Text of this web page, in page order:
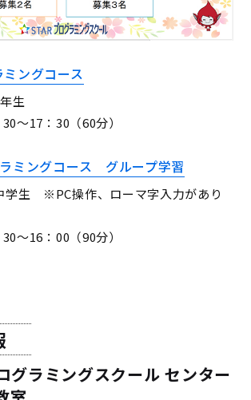
ングコース
生
〜17：30（60分）
ミングコース グループ学習
学生 ※PC操作、ローマ字入力があり
〜16：00（90分）
グラミングスクール センター